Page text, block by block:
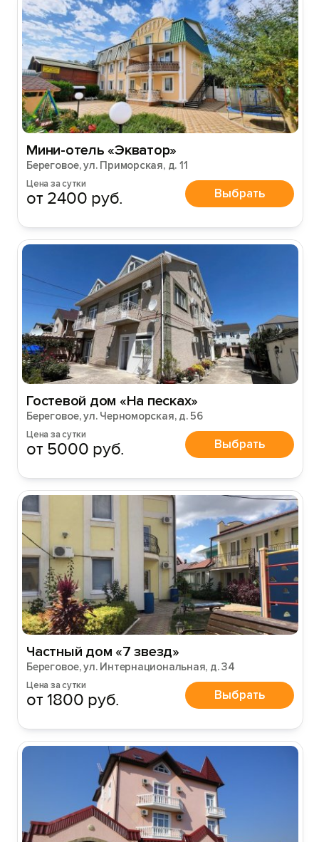
Мини-отель «Экватор»
Береговое, ул. Приморская, д. 11
Цена за сутки
от 2400 руб. Выбрать
Гостевой дом «На песках»
Береговое, ул. Черноморская, д. 56
Цена за сутки
от 5000 руб. Выбрать
Частный дом «7 звезд»
Береговое, ул. Интернациональная, д. 34
Цена за сутки
от 1800 руб. Выбрать